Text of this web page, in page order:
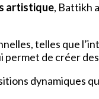
artistique, Battikh
telles que
de créer
dynamiques